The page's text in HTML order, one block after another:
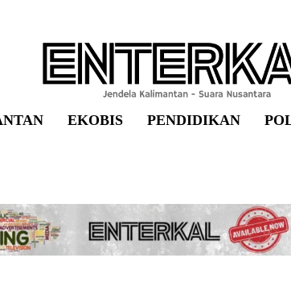
EKOBIS PENDIDIKAN